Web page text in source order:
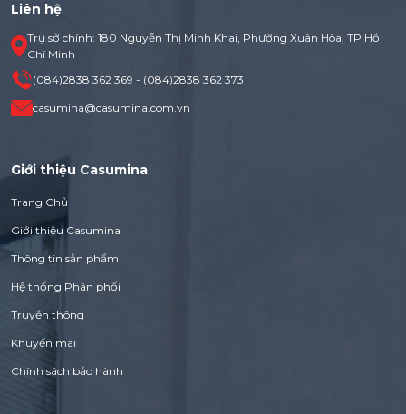
Liên hệ
Trụ sở chính: 180 Nguyễn Thị Minh Khai, Phường Xuân Hòa, TP Hồ
Chí Minh
(084)2838 362 369 - (084)2838 362 373
casumina@casumina.com.vn
Giới thiệu Casumina
Trang Chủ
Giới thiệu Casumina
Thông tin sản phẩm
Hệ thống Phân phối
Truyền thông
Khuyến mãi
Chính sách bảo hành